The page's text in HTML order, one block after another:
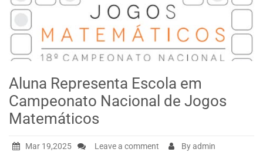
Aluna Representa Escola em
Campeonato Nacional de Jogos
Matemáticos
Mar 19,2025 Leave a comment By admin